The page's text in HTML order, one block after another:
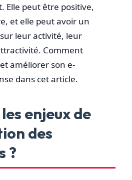
Elle peut être positive,
et elle peut avoir un
leur activité, leur
Comment
améliorer son e-
dans cet article.
enjeux de
des
?